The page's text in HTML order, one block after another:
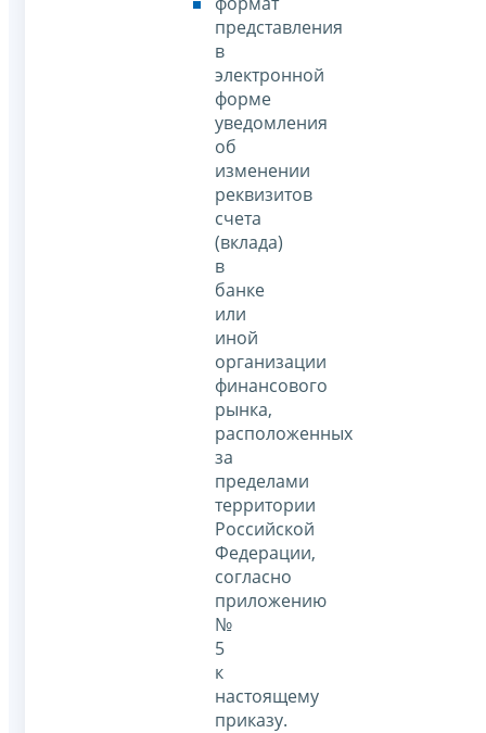
представления
в
электронной
форме
уведомления
об
изменении
реквизитов
счета
(вклада)
в
банке
или
иной
организации
финансового
рынка,
расположенных
за
пределами
территории
Российской
Федерации,
согласно
приложению
№
5
к
настоящему
приказу.